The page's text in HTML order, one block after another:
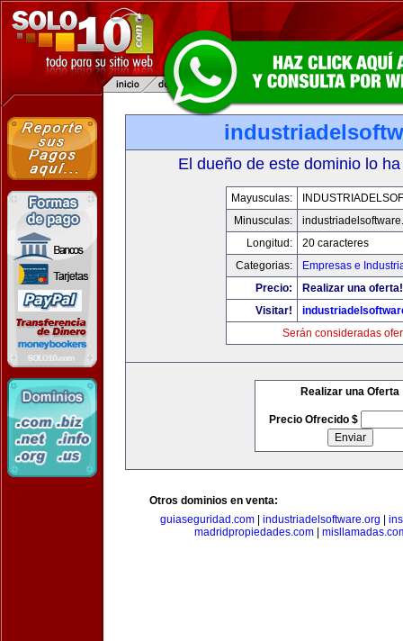
El dueño de este dominio lo
Mayusculas:
Minusculas:
Longitud:
20 caracteres
Categorias:
Empresas e
Precio:
Realizar una oferta!
Visitar!
Serán consideradas
Realizar una Oferta
Precio Ofrecido $
Otros dominios en venta:
guiaseguridad.com| industriadelsoftware.org
madridpropiedades.com|